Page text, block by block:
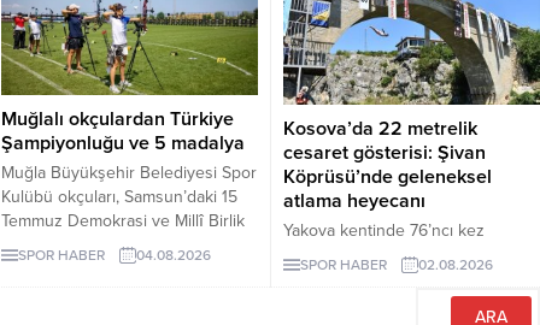
Muğlalı okçulardan Türkiye
Şampiyonluğu ve 5 madalya
Muğla Büyükşehir Belediyesi Spor
Kulübü okçuları, Samsun’daki 15
Temmuz Demokrasi ve Millî Birlik
Kupası’ndan Türkiye
Şampiyonluğu ve beş madalyayla
SPOR HABER 04.08.2026
Kosova’da 22 metrelik
cesaret gösterisi: Şivan
Köprüsü’nde geleneksel
atlama heyecanı
Yakova kentinde 76’ncı kez
düzenlenen Şivan Köprüsü
Geleneksel Atlama Yarışı,
bölgeden gelen sporcuların nefes
SPOR HABER 02.08.2026